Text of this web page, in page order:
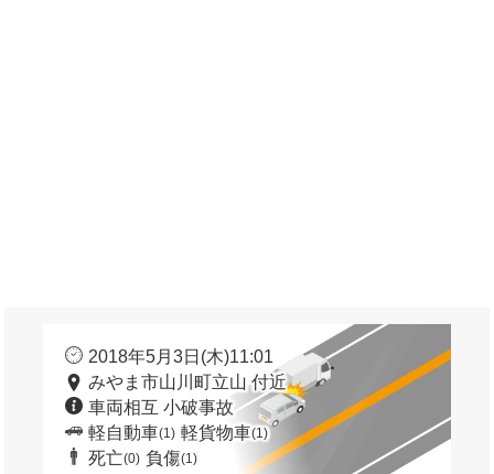
2018年5月3日(木)11:01
みやま市山川町立山 付近
車両相互 小破事故
軽自動車(1) 軽貨物車(1)
死亡(0) 負傷(1)